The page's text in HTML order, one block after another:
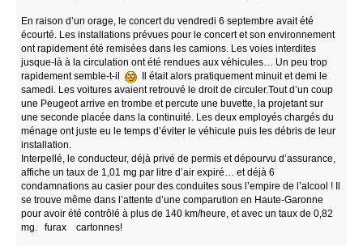
En raison d’un orage, le concert du vendredi 6 septembre avait été
écourté. Les installations prévues pour le concert et son environnement
ont rapidement été remisées dans les camions. Les voies interdites
jusque-là à la circulation ont été rendues aux véhicules… Un peu trop
rapidement semble-t-il
Il était alors pratiquement minuit et demi le
samedi. Les voitures avaient retrouvé le droit de circuler.Tout d’un coup
une Peugeot arrive en trombe et percute une buvette, la projetant sur
une seconde placée dans la continuité. Les deux employés chargés du
ménage ont juste eu le temps d’éviter le véhicule puis les débris de leur
installation.
Interpellé, le conducteur, déjà privé de permis et dépourvu d’assurance,
affiche un taux de 1,01 mg par litre d’air expiré… et déjà 6
condamnations au casier pour des conduites sous l’empire de l’alcool ! Il
se trouve même dans l’attente d’une comparution en Haute-Garonne
pour avoir été contrôlé à plus de 140 km/heure, et avec un taux de 0,82
mg. furax cartonnes!